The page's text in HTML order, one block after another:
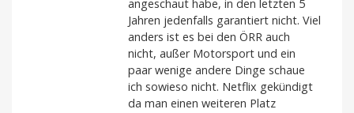
angeschaut habe, in den letzten 5
Jahren jedenfalls garantiert nicht. Viel
anders ist es bei den ÖRR auch
nicht, außer Motorsport und ein
paar wenige andere Dinge schaue
ich sowieso nicht. Netflix gekündigt
da man einen weiteren Platz